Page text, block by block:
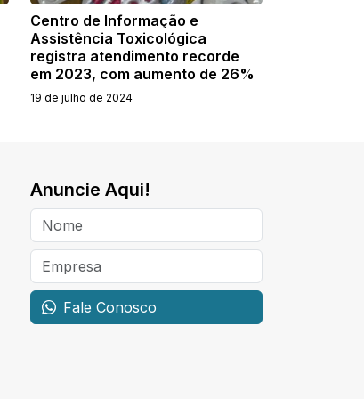
Centro de Informação e
Assistência Toxicológica
registra atendimento recorde
em 2023, com aumento de 26%
19 de julho de 2024
Anuncie Aqui!
Fale Conosco